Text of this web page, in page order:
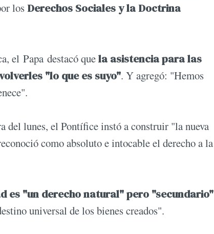
los Derechos Sociales y la Doctrina
el Papa destacó quela asistencia para las
"lo que es suyo". Y agregó: "Hemos
del lunes, el Pontífice instó a construir "la nueva
como absoluto e intocable el derecho a la
es "un derecho natural" pero "secundario"
universal de los bienes creados".